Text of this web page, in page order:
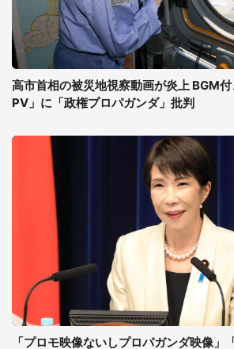
高市首相の被災地視察動画が炎上 BGM
PV」に「政権プロパガンダ」批判
「プロモ映像ないしプロパガンダ映像」